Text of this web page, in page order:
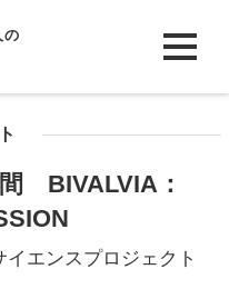
の
BIVALVIA：
エンスプロジェクト